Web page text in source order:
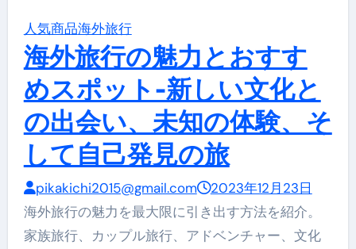
人気商品海外旅行
海外旅行の魅力とおすす
めスポット-新しい文化と
の出会い、未知の体験、そ
して自己発見の旅
pikakichi2015@gmail.com
2023年12月23日
海外旅行の魅力を最大限に引き出す方法を紹介。
家族旅行、カップル旅行、アドベンチャー、文化